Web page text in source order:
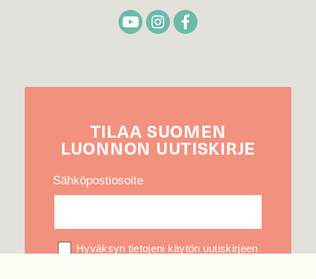
TILAA SUOMEN
LUONNON UUTIS­KIRJE
Sähköpostiosoite
Hyväksyn tietojeni käytön uutiskirjeen